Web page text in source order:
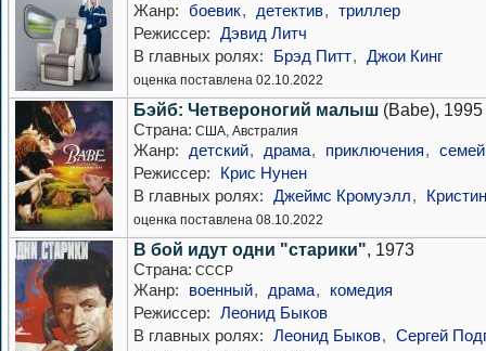
Жанр: боевик, детектив, триллер
Режиссер: Дэвид Литч
В главных ролях:
Брэд Питт, Джои Кинг
оценка поставлена 02.10.2022
Бэйб: Четвероногий малыш (Babe), 1995
Страна: США, Австралия
Жанр: детский, драма, приключения,
Режиссер:
Крис Нунен
В главных ролях: Джеймс Кромуэлл,
оценка поставлена 08.10.2022
В бой идут одни "старики", 1973
Страна: СССР
Жанр: военный, драма,
комедия
Режиссер: Леонид Быков
В главных ролях: Леонид Быков, Сергей